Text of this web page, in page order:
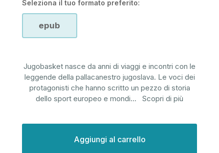
Seleziona il tuo formato preferito:
epub
Jugobasket nasce da anni di viaggi e incontri con le
leggende della pallacanestro jugoslava. Le voci dei
protagonisti che hanno scritto un pezzo di storia
dello sport europeo e mondi... Scopri di più